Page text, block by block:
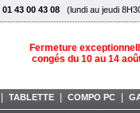
01 43 00 43 08 (lundi au jeudi
Fermeture
congés du 10 au 14
TABLETTE COMPO PC